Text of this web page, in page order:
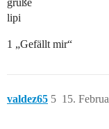
grüße
lipi
1 „Gefällt mir“
valdez65 15.
5